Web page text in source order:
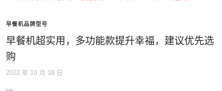
早餐机品牌型号
早餐机超实用，多功能款提升幸福，建议优先选
购
2022 年 10 月 18 日